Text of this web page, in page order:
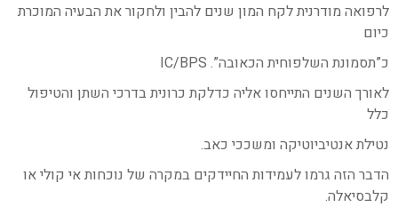
לרפואה מודרנית לקח המון שנים להבין ולחקור את הבעיה המוכרת
כיום
כ”תסמונת השלפוחית הכאובה”. IC/BPS
לאורך השנים התייחסו אליה כדלקת כרונית בדרכי השתן והטיפול
כלל
נטילת אנטיביוטיקה ומשככי כאב.
הדבר הזה גרמו לעמידות החיידקים במקרה של נוכחות אי קולי או
קלבסיאלה.